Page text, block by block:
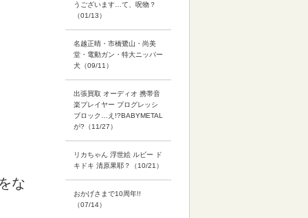
な
うございます…て、呪物？
（01/13）
名越正晴・市橋鷺山・尚美
堂・電動ガン・特大ニッパー
犬（09/11）
出張買取 オーディオ 携帯音
楽プレイヤー プログレッシ
ブロック…え!?BABYMETAL
が?（11/27）
リカちゃん 浮世絵 ルビー ド
キドキ 清原果耶？（10/21）
おかげさまで10周年!!
（07/14）